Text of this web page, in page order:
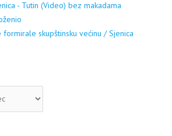
- Tutin (Video) bez makadama
skupštinsku većinu / Sjenica